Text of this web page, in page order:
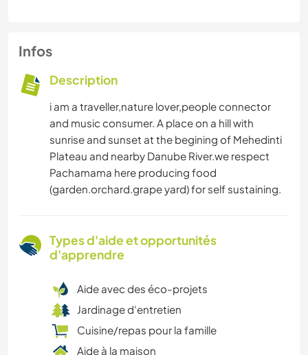
Infos
Description
i am a traveller,nature lover,people connector
and music consumer. A place on a hill with
sunrise and sunset at the begining of Mehedinti
Plateau and nearby Danube River.we respect
Pachamama here producing food
(garden.orchard.grape yard) for self sustaining.
Types d'aide et opportunités
d'apprendre
Aide avec des éco-projets
Jardinage d'entretien
Cuisine/repas pour la famille
Aide à la maison